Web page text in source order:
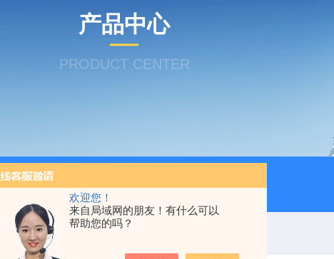
欢迎您！
来自局域网的朋友！有什么可以
帮助您的吗？
产品中心
PRODUCT CENTER
SMC气动香港营业所 AVL-20-